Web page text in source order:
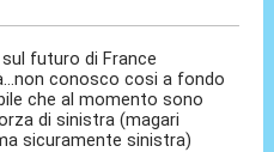
futuro di France
conosco cosi a fondo
che al momento sono
di sinistra (magari
sicuramente sinistra)